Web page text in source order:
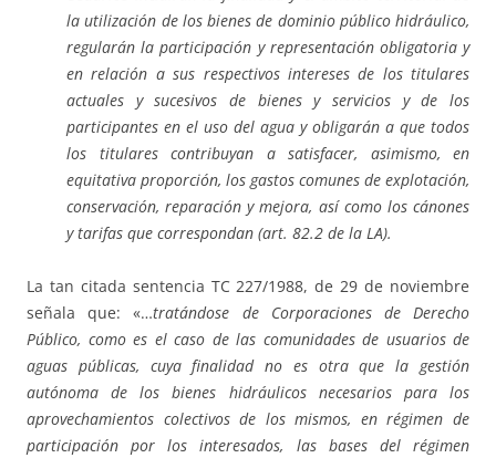
la utilización de los bienes de dominio público hidráulico,
regularán la participación y representación obligatoria y
en relación a sus respectivos intereses de los titulares
actuales y sucesivos de bienes y servicios y de los
participantes en el uso del agua y obligarán a que todos
los titulares contribuyan a satisfacer, asimismo, en
equitativa proporción, los gastos comunes de explotación,
conservación, reparación y mejora, así como los cánones
y tarifas que correspondan (art. 82.2 de la LA).
La tan citada sentencia TC 227/1988, de 29 de noviembre
señala que: «…tratándose de Corporaciones de Derecho
Público, como es el caso de las comunidades de usuarios de
aguas públicas, cuya finalidad no es otra que la gestión
autónoma de los bienes hidráulicos necesarios para los
aprovechamientos colectivos de los mismos, en régimen de
participación por los interesados, las bases del régimen